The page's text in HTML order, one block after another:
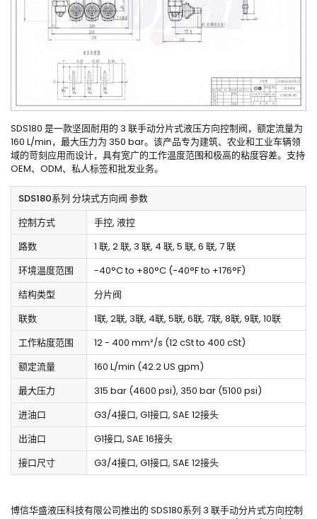
SDS180 是一款坚固耐用的 3 联手动分片式液压方向控制阀，额定流量为
160 L/min，最大压力为 350 bar。该产品专为建筑、农业和工业车辆领
域的苛刻应用而设计，具有宽广的工作温度范围和极高的粘度容差。支持
OEM、ODM、私人标签和批发业务。
SDS180系列 分块式方向阀 参数
控制方式
手控, 液控
路数
1 联, 2 联, 3 联, 4 联, 5 联, 6 联, 7 联
环境温度范围
-40°C to +80°C (-40°F to +176°F)
结构类型
分片阀
联数
1联, 2联, 3联, 4联, 5联, 6联, 7联, 8联, 9联, 10联
工作粘度范围
12 - 400 mm²/s (12 cSt to 400 cSt)
额定流量
160 L/min (42.2 US gpm)
最大压力
315 bar (4600 psi), 350 bar (5100 psi)
进油口
G3/4接口, G1接口, SAE 12接头
出油口
G1接口, SAE 16接头
接口尺寸
G3/4接口, G1接口, SAE 12接头
博信华盛液压科技有限公司推出的 SDS180系列 3 联手动分片式方向控制